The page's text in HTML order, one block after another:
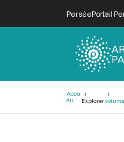
PerséePortail
Accu
eil
Explorer